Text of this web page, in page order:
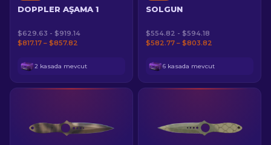
DOPPLER AŞAMA 1
$629.63 - $919.14
$817.17 – $857.82
2 kasada mevcut
SOLGUN
$554.82 - $594.18
$582.77 – $803.82
6 kasada mevcut